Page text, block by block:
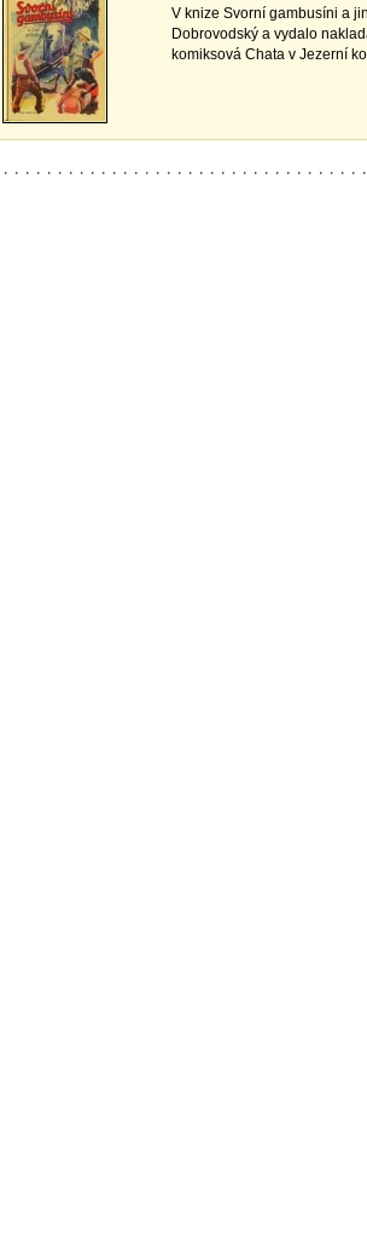
V knize Svorní gambusíni a
Dobrovodský a vydalo
komiksová Chata v Jezerní